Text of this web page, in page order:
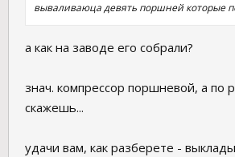
вываливаюца девять поршней которые
а как на заводе его собрали?
знач. компрессор поршневой, а по
скажешь...
удачи вам, как разберете -